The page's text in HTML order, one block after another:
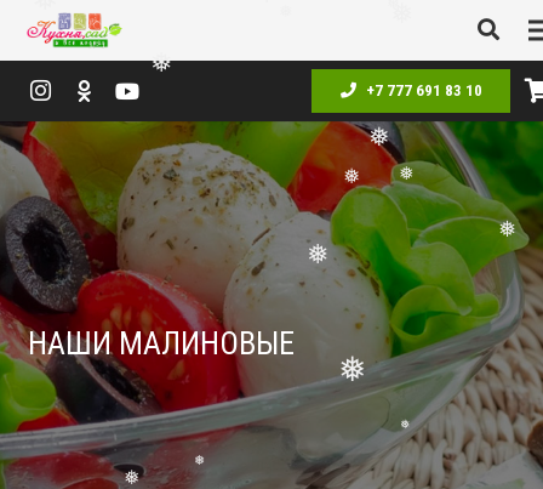
❅
❅ ❅
❅
❅
❅
❅
❅ ❅
+7 777 691 83 10
НАШИ МАЛИНОВЫЕ